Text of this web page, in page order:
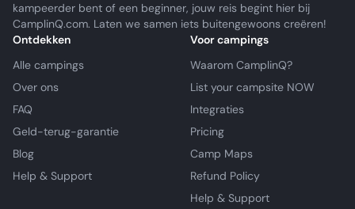
kampeerder bent of een beginner, jouw reis begint hier bij
CamplinQ.com. Laten we samen iets buitengewoons creëren!
Ontdekken
Alle campings
Over ons
FAQ
Geld-terug-garantie
Blog
Help & Support
Voor campings
Waarom CamplinQ?
List your campsite NOW
Integraties
Pricing
Camp Maps
Refund Policy
Help & Support